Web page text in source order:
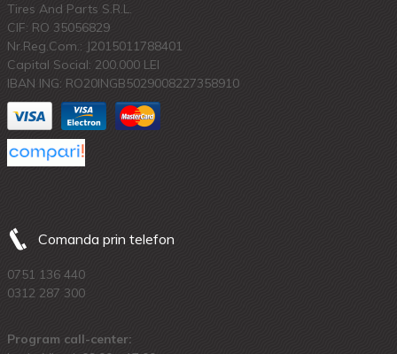
Tires And Parts S.R.L.
CIF: RO 35056829
Nr.Reg.Com.: J2015011788401
Capital Social: 200.000 LEI
IBAN ING: RO20INGB5029008227358910
Comanda prin telefon
0751 136 440
0312 287 300
Program call-center: